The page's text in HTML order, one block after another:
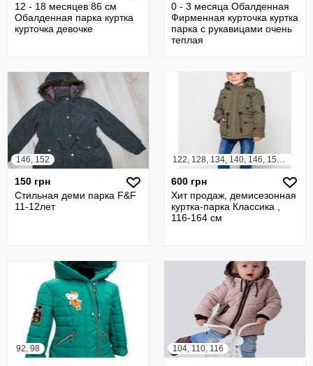
12 - 18 месяцев 86 см
Обалденная парка куртка
курточка девочке
0 - 3 месяца Обалденная
Фирменная курточка куртка
парка с рукавицами очень
теплая
146, 152
150 грн
Стильная деми парка F&F
11-12лет
122, 128, 134, 140, 146, 152, 158
600 грн
Хит продаж, демисезонная
куртка-парка Классика ,
116-164 см
92, 98 104, 110, 116